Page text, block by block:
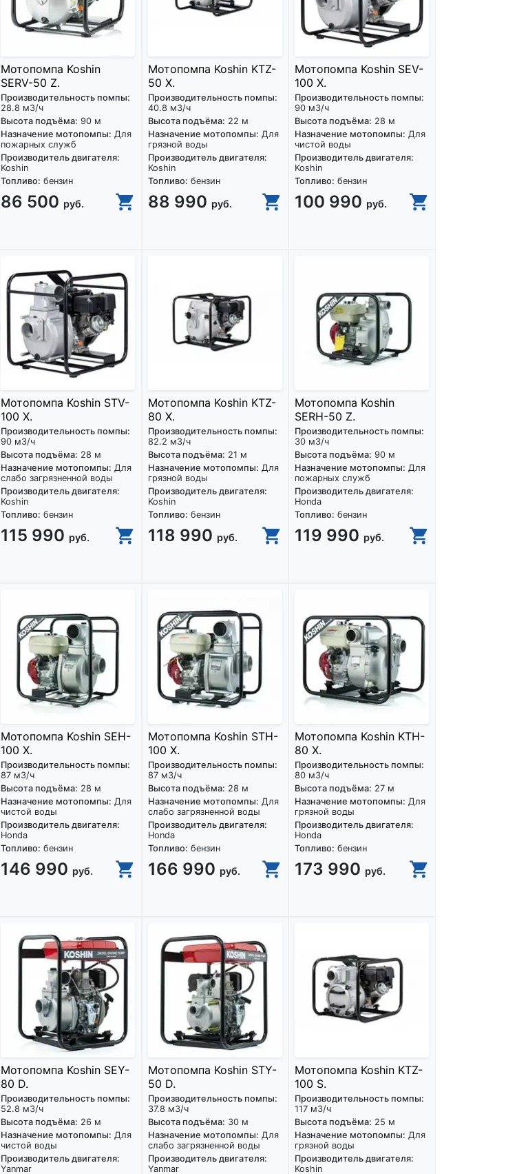
Мотопомпа Koshin
SERV-50 Z.
Производительность помпы:
28.8 м3/ч
Высота подъёма: 90 м
Назначение мотопомпы: Для
пожарных служб
Производитель двигателя:
Koshin
Топливо: бензин
86 500 руб.
Мотопомпа Koshin KTZ-
50 X.
Производительность помпы:
40.8 м3/ч
Высота подъёма: 22 м
Назначение мотопомпы: Для
грязной воды
Производитель двигателя:
Koshin
Топливо: бензин
88 990 руб.
Мотопомпа Koshin SEV-
100 X.
Производительность помпы:
90 м3/ч
Высота подъёма: 28 м
Назначение мотопомпы: Для
чистой воды
Производитель двигателя:
Koshin
Топливо: бензин
100 990 руб.
Мотопомпа Koshin STV-
100 X.
Производительность помпы:
90 м3/ч
Высота подъёма: 28 м
Назначение мотопомпы: Для
слабо загрязненной воды
Производитель двигателя:
Koshin
Топливо: бензин
115 990 руб.
Мотопомпа Koshin KTZ-
80 X.
Производительность помпы:
82.2 м3/ч
Высота подъёма: 21 м
Назначение мотопомпы: Для
грязной воды
Производитель двигателя:
Koshin
Топливо: бензин
118 990 руб.
Мотопомпа Koshin
SERH-50 Z.
Производительность помпы:
30 м3/ч
Высота подъёма: 90 м
Назначение мотопомпы: Для
пожарных служб
Производитель двигателя:
Honda
Топливо: бензин
119 990 руб.
Мотопомпа Koshin SEH-
100 X.
Производительность помпы:
87 м3/ч
Высота подъёма: 28 м
Назначение мотопомпы: Для
чистой воды
Производитель двигателя:
Honda
Топливо: бензин
146 990 руб.
Мотопомпа Koshin STH-
100 X.
Производительность помпы:
87 м3/ч
Высота подъёма: 28 м
Назначение мотопомпы: Для
слабо загрязненной воды
Производитель двигателя:
Honda
Топливо: бензин
166 990 руб.
Мотопомпа Koshin KTH-
80 X.
Производительность помпы:
80 м3/ч
Высота подъёма: 27 м
Назначение мотопомпы: Для
грязной воды
Производитель двигателя:
Honda
Топливо: бензин
173 990 руб.
Мотопомпа Koshin SEY-
80 D.
Производительность помпы:
52.8 м3/ч
Высота подъёма: 26 м
Назначение мотопомпы: Для
чистой воды
Производитель двигателя:
Yanmar
Мотопомпа Koshin STY-
50 D.
Производительность помпы:
37.8 м3/ч
Высота подъёма: 30 м
Назначение мотопомпы: Для
слабо загрязненной воды
Производитель двигателя:
Yanmar
Мотопомпа Koshin KTZ-
100 S.
Производительность помпы:
117 м3/ч
Высота подъёма: 25 м
Назначение мотопомпы: Для
грязной воды
Производитель двигателя:
Koshin